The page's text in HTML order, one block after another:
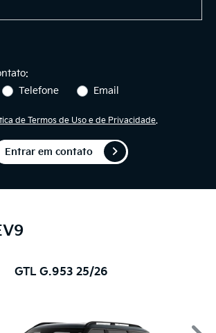
Telefone Email
de Termos de Uso e de Privacidade.
Entrar em contato
GTL G.953 25/26